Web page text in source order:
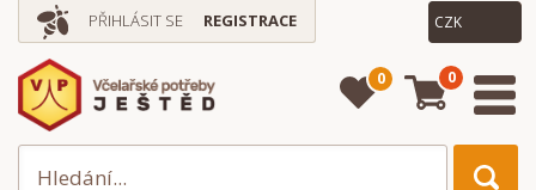
PŘIHLÁSIT SE REGISTRACE
0 0